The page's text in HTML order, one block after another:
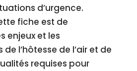
d’urgence.
fiche est de
enjeux et les
l’hôtesse de l’air et de
requises pour